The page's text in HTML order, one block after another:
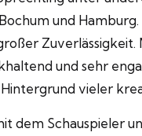
und
Zuverlässigkeit.
und sehr
vieler
dem Schauspieler